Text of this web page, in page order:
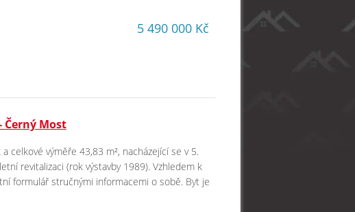
5 490 000 Kč
Černý Most
celkové výměře 43,83 m², nacházející se v 5.
revitalizaci (rok výstavby 1989). Vzhledem k
formulář stručnými informacemi o sobě. Byt je